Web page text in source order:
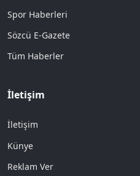
Spor Haberleri
Sözcü E-Gazete
Tüm Haberler
İletişim
İletişim
Künye
Reklam Ver